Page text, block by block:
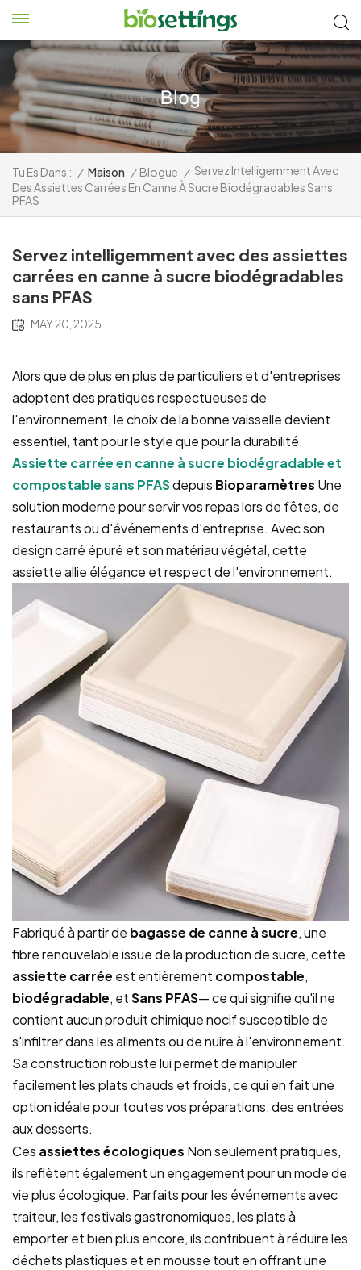
Tu Es Dans : / Maison / Blogue / Servez Intelligemment Avec
Des Assiettes Carrées En Canne À Sucre Biodégradables Sans
PFAS
Servez intelligemment avec des assiettes
carrées en canne à sucre biodégradables
sans PFAS
MAY 20, 2025
Alors que de plus en plus de particuliers et d'entreprises
adoptent des pratiques respectueuses de
l'environnement, le choix de la bonne vaisselle devient
essentiel, tant pour le style que pour la durabilité.
Assiette carrée en canne à sucre biodégradable et
compostable sans PFASdepuis Bioparamètres Une
solution moderne pour servir vos repas lors de fêtes, de
restaurants ou d'événements d'entreprise. Avec son
design carré épuré et son matériau végétal, cette
assiette allie élégance et respect de l'environnement.
Fabriqué à partir de bagasse de canne à sucre, une
fibre renouvelable issue de la production de sucre, cette
assiette carrée est entièrement compostable,
biodégradable, etSans PFAS— ce qui signifie qu'il ne
contient aucun produit chimique nocif susceptible de
s'infiltrer dans les aliments ou de nuire à l'environnement.
Sa construction robuste lui permet de manipuler
facilement les plats chauds et froids, ce qui en fait une
option idéale pour toutes vos préparations, des entrées
aux desserts.
Ces assiettes écologiques Non seulement pratiques,
ils reflètent également un engagement pour un mode de
vie plus écologique. Parfaits pour les événements avec
traiteur, les festivals gastronomiques, les plats à
emporter et bien plus encore, ils contribuent à réduire les
déchets plastiques et en mousse tout en offrant une